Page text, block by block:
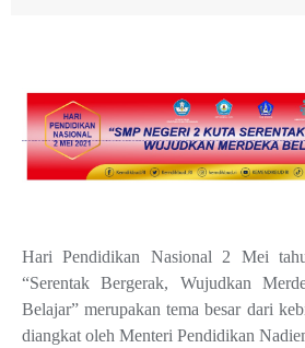
Hari Pendidikan Nasional 2 Mei
“Serentak Bergerak, Wujudkan
Belajar” merupakan tema besar dari
diangkat oleh Menteri Pendidikan